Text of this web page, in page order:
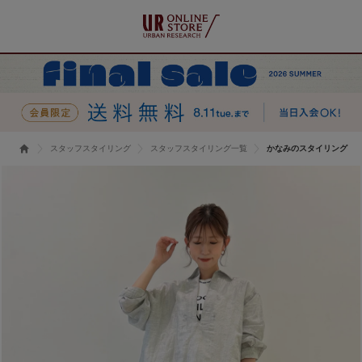
スタッフスタイリング スタッフスタイリング一覧 かなみのスタイリング